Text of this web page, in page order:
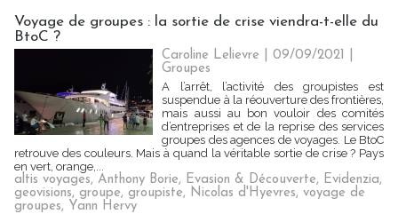
Voyage de groupes : la sortie de crise viendra-t-elle du
BtoC ?
Caroline Lelievre | 09/09/2021
Groupes
A l’arrêt, l’activité des groupistes est
suspendue à la réouverture des frontières,
mais aussi au bon vouloir des comités
d’entreprises et de la reprise des services
groupes des agences de voyages. Le BtoC
retrouve des couleurs. Mais à quand la véritable sortie de crise ? Pays
en vert, orange,...
altis voyages, Anthony Borie, Evasion & Découverte, Evidenzia,
geovisions, groupe, groupiste, Nicolas d'Hyevres, voyage de
groupes, Yann Hervy